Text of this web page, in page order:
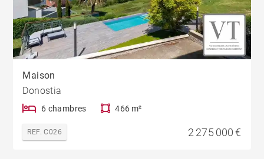
Maison
Donostia
6 chambres 466 m²
REF. C026 2 275 000 €